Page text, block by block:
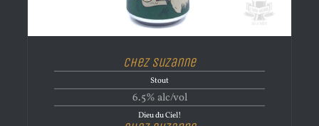
Chez Suzanne
Stout
6.5% alc/vol
Dieu du Ciel!